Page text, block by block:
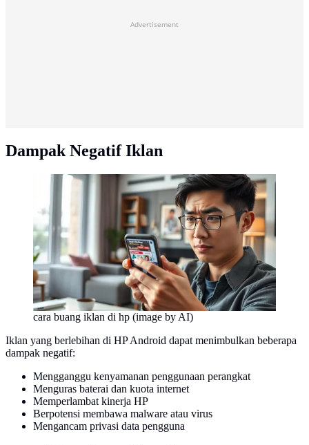
Advertisement
Dampak Negatif Iklan
cara buang iklan di hp (image by AI)
Iklan yang berlebihan di HP Android dapat menimbulkan beberapa
dampak negatif:
Mengganggu kenyamanan penggunaan perangkat
Menguras baterai dan kuota internet
Memperlambat kinerja HP
Berpotensi membawa malware atau virus
Mengancam privasi data pengguna